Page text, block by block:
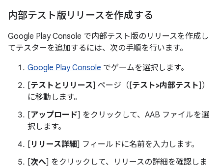
内部テスト版リリースを作成する
Google Play Console で内部テスト版のリリースを作成し
てテスターを追加するには、次の手順を行います。
Google Play Console でゲームを選択します。
[テストとリリース] ページ（[テスト>内部テスト]）
に移動します。
[アップロード] をクリックして、AAB ファイルを選
択します。
[ リリース詳細] フィールドに名前を入力します。
[次へ] をクリックして、リリースの詳細を確認しま